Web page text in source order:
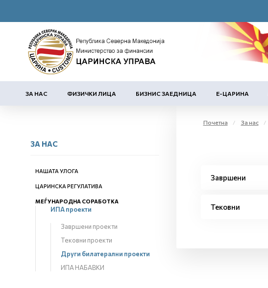
ЗА НАС ФИЗИЧКИ ЛИЦА БИЗНИС ЗАЕДНИЦА Е-ЦАРИНА
ЗА НАС
НАШАТА УЛОГА
ЦАРИНСКА РЕГУЛАТИВА
МЕЃУНАРОДНА СОРАБОТКА
ИПА проекти
Завршени проекти
Тековни проекти
Други билатерални проекти
ИПА НАБАВКИ
Почетна За нас
Завршени
Тековни